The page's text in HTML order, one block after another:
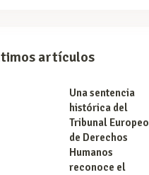
artículos
Una sentencia
histórica del
Tribunal Europeo
de Derechos
Humanos
reconoce el